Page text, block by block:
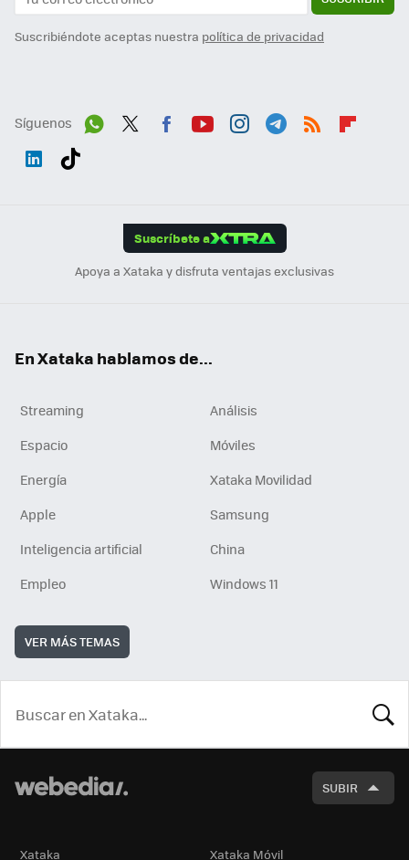
Suscribiéndote aceptas nuestra política de privacidad
Síguenos
Suscríbete a
Apoya a Xataka y disfruta ventajas exclusivas
En Xataka hablamos de...
Streaming
Análisis
Espacio
Móviles
Energía
Xataka Movilidad
Apple
Samsung
Inteligencia artificial
China
Empleo
Windows 11
VER MÁS TEMAS
SUBIR
Xataka Xataka Móvil